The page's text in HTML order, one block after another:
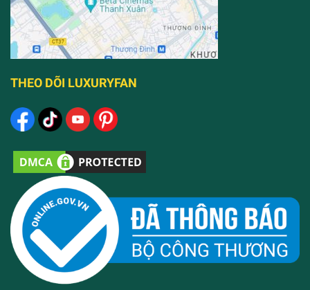
THEO DÕI LUXURYFAN